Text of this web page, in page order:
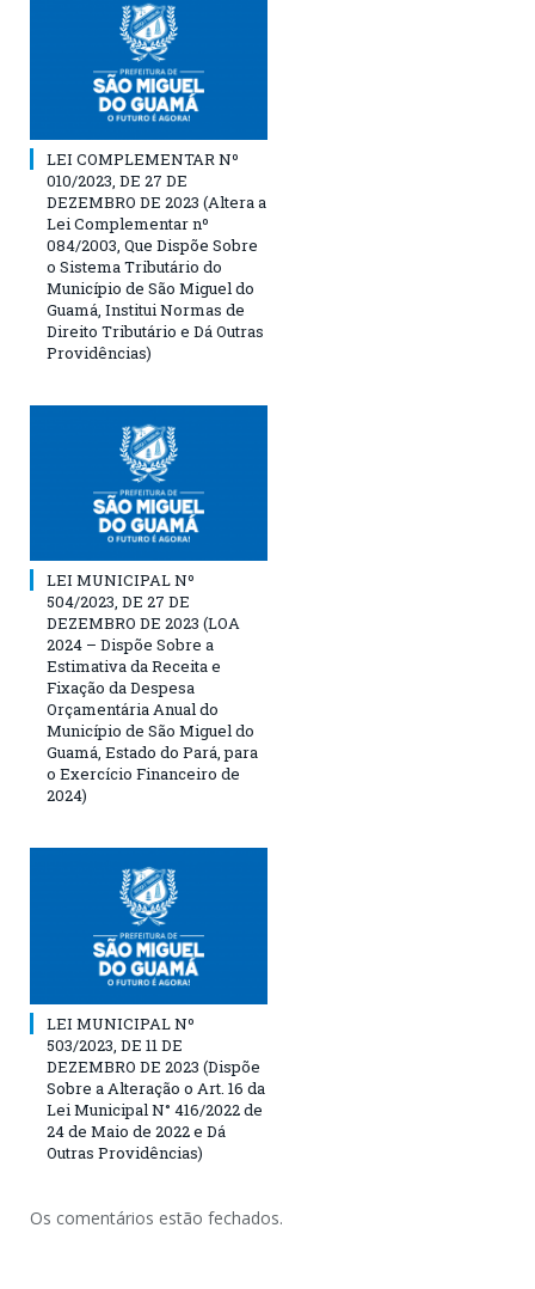
LEI COMPLEMENTAR Nº
010/2023, DE 27 DE
DEZEMBRO DE 2023 (Altera a
Lei Complementar nº
084/2003, Que Dispõe Sobre
o Sistema Tributário do
Município de São Miguel do
Guamá, Institui Normas de
Direito Tributário e Dá Outras
Providências)
LEI MUNICIPAL Nº
504/2023, DE 27 DE
DEZEMBRO DE 2023 (LOA
2024 – Dispõe Sobre a
Estimativa da Receita e
Fixação da Despesa
Orçamentária Anual do
Município de São Miguel do
Guamá, Estado do Pará, para
o Exercício Financeiro de
2024)
LEI MUNICIPAL Nº
503/2023, DE 11 DE
DEZEMBRO DE 2023 (Dispõe
Sobre a Alteração o Art. 16 da
Lei Municipal N° 416/2022 de
24 de Maio de 2022 e Dá
Outras Providências)
Os comentários estão fechados.